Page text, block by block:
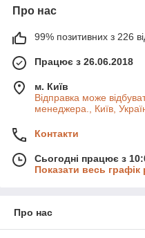
Про нас
99% позитивних з 226
Працює з 26.06.2018
м. Київ
Відправка може
менеджера., Київ,
Контакти
Сьогодні працює з
Показати весь графік
Про нас